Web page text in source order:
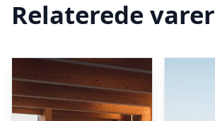
Relaterede varer